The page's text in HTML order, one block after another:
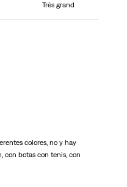
Très grand
colores, no y hay
con botas con tenis, con